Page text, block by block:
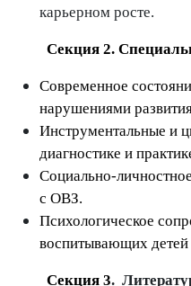
карьерном росте.
Секция 2.
Современное
нарушениями
Инструментальные и
диагностике и
Социально-
с ОВЗ.
Психологическое
воспитывающих
Секция 3.